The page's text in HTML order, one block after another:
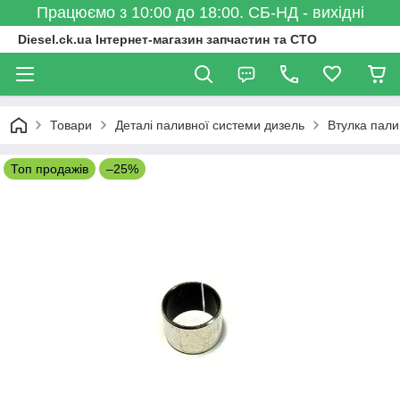
Працюємо з 10:00 до 18:00. СБ-НД - вихідні
Diesel.ck.ua Інтернет-магазин запчастин та СТО
Товари Деталі паливної системи дизель Втулка
Топ продажів –25%